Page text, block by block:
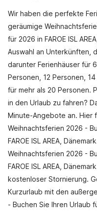
Wir haben die perfekte
geräumige
für 2026 in FAROE ISL
Auswahl an Unterkünften,
darunter Ferienhäuser für
Personen, 12 Personen,
für mehr als 20 Personen.
in den Urlaub zu fahren?
Minute-Angebote an. Hier
Weihnachtsferien 2026 -
FAROE ISL AREA,
Weihnachtsferien 2026 -
FAROE ISL AREA,
kostenloser Stornierung.
Kurzurlaub mit den
- Buchen Sie Ihren Urlaub